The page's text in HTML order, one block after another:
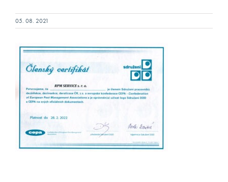
WHO WE ARE
TECHNOLOGY
JOIN OUR TEAM
CONTACT
05. 08. 2021